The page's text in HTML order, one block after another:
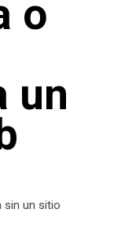
o
un
sin un sitio